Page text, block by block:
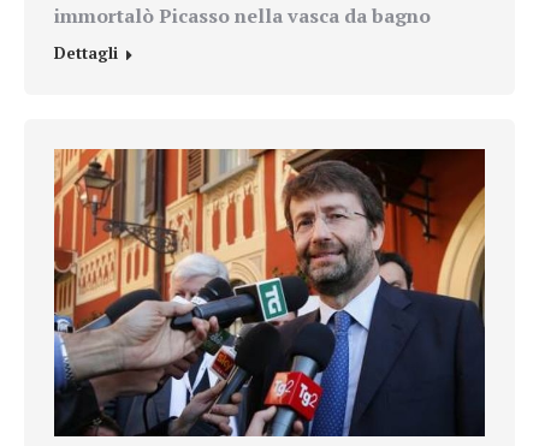
immortalò Picasso nella vasca da bagno
Dettagli